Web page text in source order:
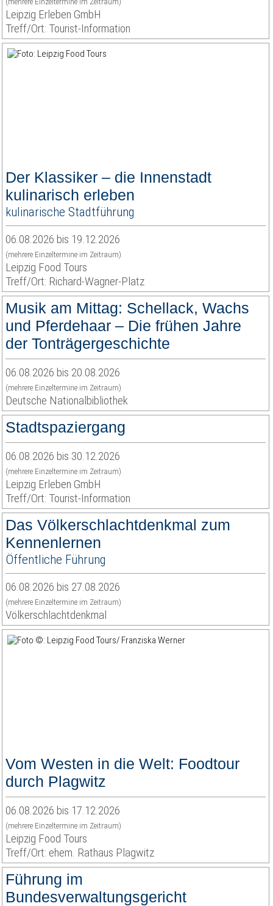
Leipzig Erleben GmbH
Treff/Ort: Tourist-Information
Der Klassiker – die Innenstadt
kulinarisch erleben
kulinarische Stadtführung
06.08.2026 bis 19.12.2026
(mehrere Einzeltermine im Zeitraum)
Leipzig Food Tours
Treff/Ort: Richard-Wagner-Platz
Musik am Mittag: Schellack, Wachs
und Pferdehaar – Die frühen Jahre
der Tonträgergeschichte
06.08.2026 bis 20.08.2026
(mehrere Einzeltermine im Zeitraum)
Deutsche Nationalbibliothek
Stadtspaziergang
06.08.2026 bis 30.12.2026
(mehrere Einzeltermine im Zeitraum)
Leipzig Erleben GmbH
Treff/Ort: Tourist-Information
Das Völkerschlachtdenkmal zum
Kennenlernen
Öffentliche Führung
06.08.2026 bis 27.08.2026
(mehrere Einzeltermine im Zeitraum)
Völkerschlachtdenkmal
Vom Westen in die Welt: Foodtour
durch Plagwitz
06.08.2026 bis 17.12.2026
(mehrere Einzeltermine im Zeitraum)
Leipzig Food Tours
Treff/Ort: ehem. Rathaus Plagwitz
Führung im
Bundesverwaltungsgericht